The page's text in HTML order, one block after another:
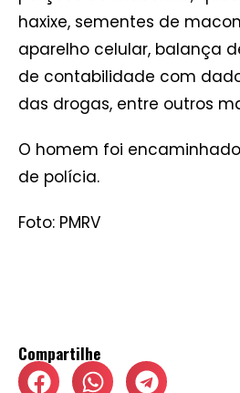
haxixe, sementes de
aparelho celular, balança
de contabilidade com
das drogas, entre outros
O homem foi
de polícia.
Foto: PMRV
Compartilhe